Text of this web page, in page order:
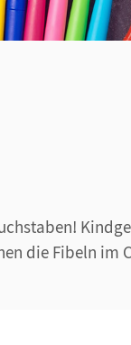
die Fibeln im